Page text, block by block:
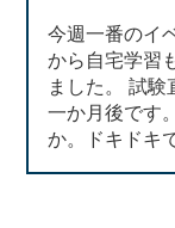
今週一番のイ
から自宅学習
ました。 試験
一か月後です
か。ドキドキ